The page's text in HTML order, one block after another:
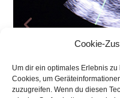
Cookie-
Um dir ein optimales Erlebnis
Cookies, um
zuzugreifen. Wenn du diesen